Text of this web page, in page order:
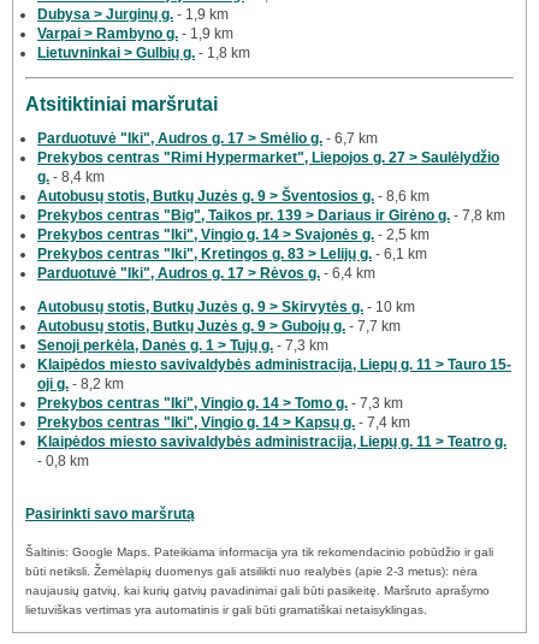
Dubysa > Jurginų g. - 1,9 km
Varpai > Rambyno g. - 1,9 km
Lietuvninkai > Gulbių g. - 1,8 km
Atsitiktiniai maršrutai
Parduotuvė "Iki", Audros g. 17 > Smėlio g. - 6,7 km
Prekybos centras "Rimi Hypermarket", Liepojos g. 27 > Saulėlydžio
g. - 8,4 km
Autobusų stotis, Butkų Juzės g. 9 > Šventosios g. - 8,6 km
Prekybos centras "Big", Taikos pr. 139 > Dariaus ir Girėno g. - 7,8 km
Prekybos centras "Iki", Vingio g. 14 > Svajonės g. - 2,5 km
Prekybos centras "Iki", Kretingos g. 83 > Lelijų g. - 6,1 km
Parduotuvė "Iki", Audros g. 17 > Rėvos g. - 6,4 km
Autobusų stotis, Butkų Juzės g. 9 > Skirvytės g. - 10 km
Autobusų stotis, Butkų Juzės g. 9 > Gubojų g. - 7,7 km
Senoji perkėla, Danės g. 1 > Tujų g. - 7,3 km
Klaipėdos miesto savivaldybės administracija, Liepų g. 11 > Tauro 15-
oji g. - 8,2 km
Prekybos centras "Iki", Vingio g. 14 > Tomo g. - 7,3 km
Prekybos centras "Iki", Vingio g. 14 > Kapsų g. - 7,4 km
Klaipėdos miesto savivaldybės administracija, Liepų g. 11 > Teatro g.
- 0,8 km
Pasirinkti savo maršrutą
Šaltinis: Google Maps. Pateikiama informacija yra tik rekomendacinio pobūdžio ir gali
būti netiksli. Žemėlapių duomenys gali atsilikti nuo realybės (apie 2-3 metus): nėra
naujausių gatvių, kai kurių gatvių pavadinimai gali būti pasikeitę. Maršruto aprašymo
lietuviškas vertimas yra automatinis ir gali būti gramatiškai netaisyklingas.